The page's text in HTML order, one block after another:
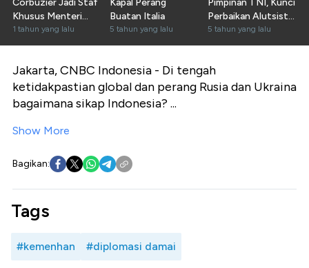
Corbuzier Jadi Staf
Khusus Menteri
Pertahanan
1 tahun yang lalu
Kapal Perang
Buatan Italia
5 tahun yang lalu
Pimpinan TNI, Kunci
Perbaikan Alutsista
RI
5 tahun yang lalu
Jakarta, CNBC Indonesia - Di tengah
ketidakpastian global dan perang Rusia dan Ukraina
bagaimana sikap Indonesia? ...
Show More
Bagikan:
Tags
#kemenhan #diplomasi damai